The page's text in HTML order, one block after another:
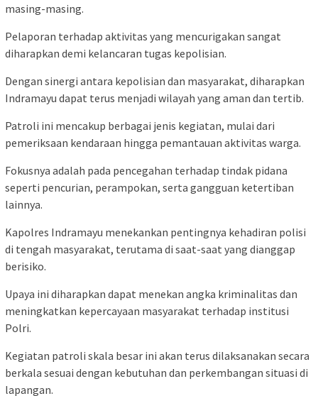
masing-masing.
Pelaporan terhadap aktivitas yang mencurigakan sangat
diharapkan demi kelancaran tugas kepolisian.
Dengan sinergi antara kepolisian dan masyarakat, diharapkan
Indramayu dapat terus menjadi wilayah yang aman dan tertib.
Patroli ini mencakup berbagai jenis kegiatan, mulai dari
pemeriksaan kendaraan hingga pemantauan aktivitas warga.
Fokusnya adalah pada pencegahan terhadap tindak pidana
seperti pencurian, perampokan, serta gangguan ketertiban
lainnya.
Kapolres Indramayu menekankan pentingnya kehadiran polisi
di tengah masyarakat, terutama di saat-saat yang dianggap
berisiko.
Upaya ini diharapkan dapat menekan angka kriminalitas dan
meningkatkan kepercayaan masyarakat terhadap institusi
Polri.
Kegiatan patroli skala besar ini akan terus dilaksanakan secara
berkala sesuai dengan kebutuhan dan perkembangan situasi di
lapangan.